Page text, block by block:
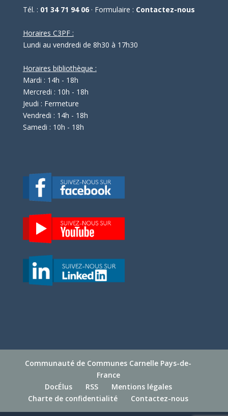
Tél. : 01 34 71 94 06· Formulaire : Contactez-nous
Horaires C3PF :
Lundi au vendredi de 8h30 à 17h30
Horaires bibliothèque :
Mardi : 14h - 18h
Mercredi : 10h - 18h
Jeudi : Fermeture
Vendredi : 14h - 18h
Samedi : 10h - 18h
Communauté de Communes Carnelle Pays-de-
France
DocÉlus
RSS
Mentions légales
Charte de confidentialité
Contactez-nous